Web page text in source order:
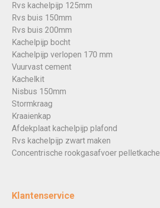
Rvs kachelpijp 125mm
Rvs buis 150mm
Rvs buis 200mm
Kachelpijp bocht
Kachelpijp verlopen 170 mm
Vuurvast cement
Kachelkit
Nisbus 150mm
Stormkraag
Kraaienkap
Afdekplaat kachelpijp plafond
Rvs kachelpijp zwart maken
Concentrische rookgasafvoer pelletkachel
Klantenservice